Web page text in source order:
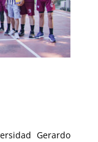
Gerardo